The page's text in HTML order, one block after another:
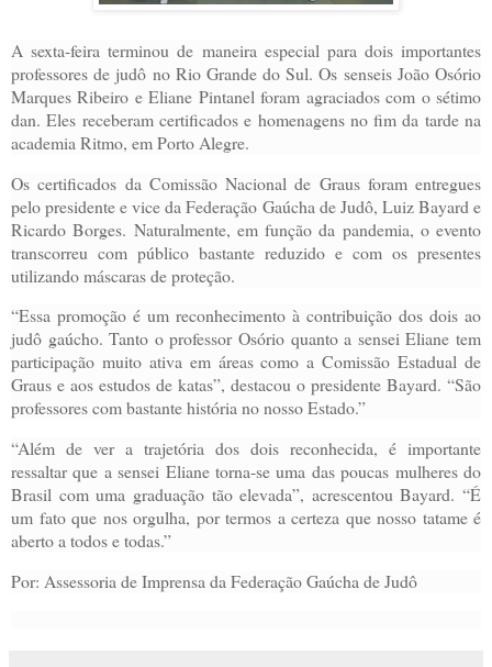
A sexta-feira terminou de maneira especial para dois importantes
professores de judô no Rio Grande do Sul. Os senseis João Osório
Marques Ribeiro e Eliane Pintanel foram agraciados com o sétimo
dan. Eles receberam certificados e homenagens no fim da tarde na
academia Ritmo, em Porto Alegre.
Os certificados da Comissão Nacional de Graus foram entregues
pelo presidente e vice da Federação Gaúcha de Judô, Luiz Bayard e
Ricardo Borges. Naturalmente, em função da pandemia, o evento
transcorreu com público bastante reduzido e com os presentes
utilizando máscaras de proteção.
“Essa promoção é um reconhecimento à contribuição dos dois ao
judô gaúcho. Tanto o professor Osório quanto a sensei Eliane tem
participação muito ativa em áreas como a Comissão Estadual de
Graus e aos estudos de katas”, destacou o presidente Bayard. “São
professores com bastante história no nosso Estado.”
“Além de ver a trajetória dos dois reconhecida, é importante
ressaltar que a sensei Eliane torna-se uma das poucas mulheres do
Brasil com uma graduação tão elevada”, acrescentou Bayard. “É
um fato que nos orgulha, por termos a certeza que nosso tatame é
aberto a todos e todas.”
Por: Assessoria de Imprensa da Federação Gaúcha de Judô